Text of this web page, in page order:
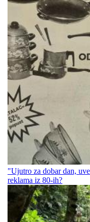
"Ujutro za dobar dan,
reklama iz 80-ih?